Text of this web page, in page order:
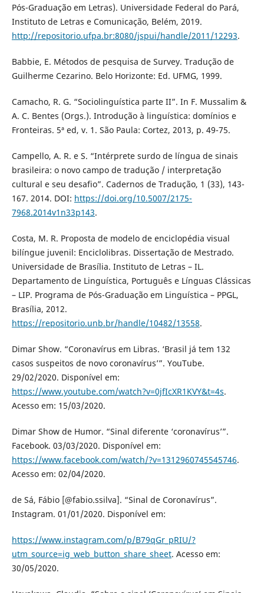
Pós-Graduação em Letras). Universidade Federal do Pará,
Instituto de Letras e Comunicação, Belém, 2019.
http://repositorio.ufpa.br:8080/jspui/handle/2011/12293.
Babbie, E. Métodos de pesquisa de Survey. Tradução de
Guilherme Cezarino. Belo Horizonte: Ed. UFMG, 1999.
Camacho, R. G. “Sociolinguística parte II”. In F. Mussalim &
A. C. Bentes (Orgs.). Introdução à linguística: domínios e
Fronteiras. 5ª ed, v. 1. São Paula: Cortez, 2013, p. 49-75.
Campello, A. R. e S. “Intérprete surdo de língua de sinais
brasileira: o novo campo de tradução / interpretação
cultural e seu desafio”. Cadernos de Tradução, 1 (33), 143-
167. 2014. DOI: https://doi.org/10.5007/2175-
7968.2014v1n33p143.
Costa, M. R. Proposta de modelo de enciclopédia visual
bilíngue juvenil: Enciclolibras. Dissertação de Mestrado.
Universidade de Brasília. Instituto de Letras – IL.
Departamento de Linguística, Português e Línguas Clássicas
– LIP. Programa de Pós-Graduação em Linguística – PPGL,
Brasília, 2012.
https://repositorio.unb.br/handle/10482/13558.
Dimar Show. “Coronavírus em Libras. ‘Brasil já tem 132
casos suspeitos de novo coronavírus’”. YouTube.
29/02/2020. Disponível em:
https://www.youtube.com/watch?v=0jfIcXR1KVY&t=4s.
Acesso em: 15/03/2020.
Dimar Show de Humor. “Sinal diferente ‘coronavírus’”.
Facebook. 03/03/2020. Disponível em:
https://www.facebook.com/watch/?v=1312960745545746.
Acesso em: 02/04/2020.
de Sá, Fábio [@fabio.ssilva]. “Sinal de Coronavírus”.
Instagram. 01/01/2020. Disponível em:
https://www.instagram.com/p/B79qGr_pRIU/?
utm_source=ig_web_button_share_sheet. Acesso em:
30/05/2020.